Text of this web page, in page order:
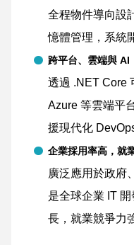
全程物件導向設
憶體管理，系統
跨平台、雲端與 AI
透過 .NET Core
Azure 等雲端平
援現代化
企業採用率高，就
廣泛應用於政府
是全球企業 IT
長，就業競爭力